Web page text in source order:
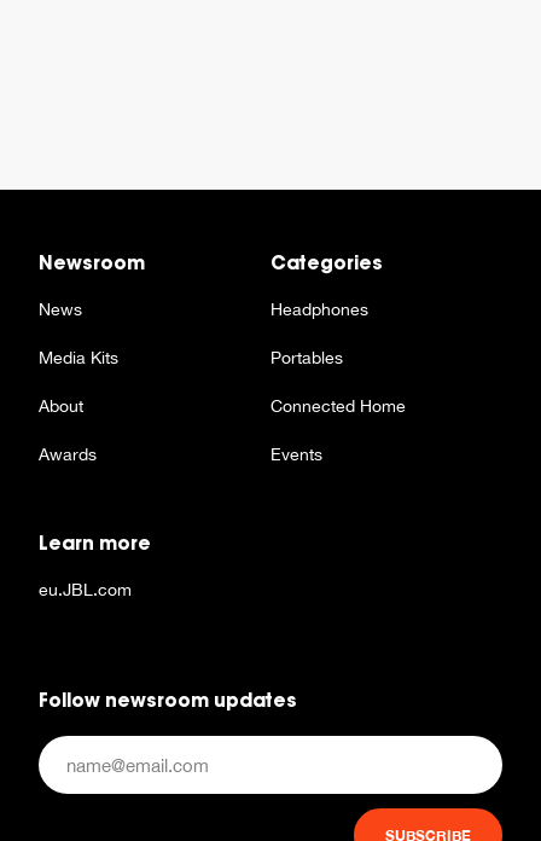
Newsroom
News
Media Kits
About
Awards
Categories
Headphones
Portables
Connected Home
Events
Learn more
eu.JBL.com
Follow newsroom updates